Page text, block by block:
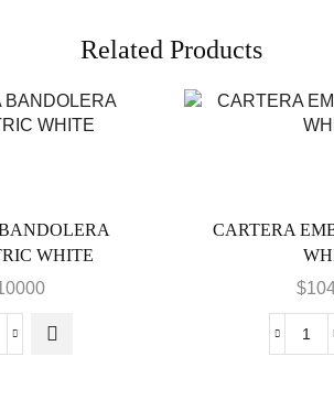
Related Products
WHITE
CARTERA
$